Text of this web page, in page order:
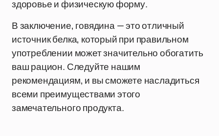
здоровье и физическую форму.
В заключение, говядина — это отличный
источник белка, который при правильном
употреблении может значительно обогатить
ваш рацион. Следуйте нашим
рекомендациям, и вы сможете насладиться
всеми преимуществами этого
замечательного продукта.